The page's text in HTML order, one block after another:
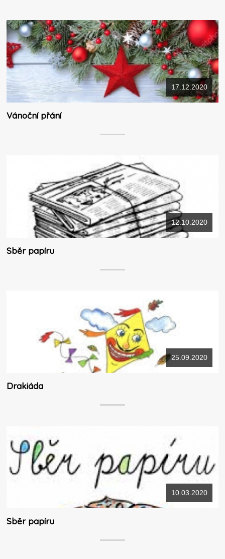
17.12.2020
Vánoční přání
12.10.2020
Sběr papíru
25.09.2020
Drakiáda
10.03.2020
Sběr papíru